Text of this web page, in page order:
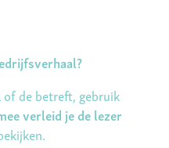
de betreft, gebruik
verleid je de lezer